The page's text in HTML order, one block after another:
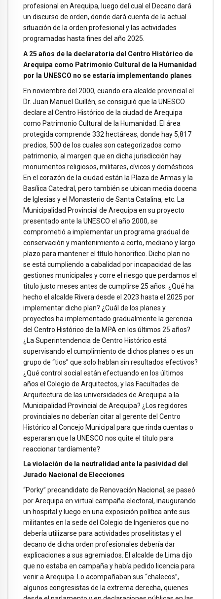
profesional en Arequipa, luego del cual el Decano dará
un discurso de orden, donde dará cuenta de la actual
situación de la orden profesional y las actividades
programadas hasta fines del año 2025.
A 25 años de la declaratoria del Centro Histórico de
Arequipa como Patrimonio Cultural de la Humanidad
por la UNESCO no se estaría implementando planes
En noviembre del 2000, cuando era alcalde provincial el
Dr. Juan Manuel Guillén, se consiguió que la UNESCO
declare al Centro Histórico de la ciudad de Arequipa
como Patrimonio Cultural de la Humanidad. El área
protegida comprende 332 hectáreas, donde hay 5,817
predios, 500 de los cuales son categorizados como
patrimonio, al margen que en dicha jurisdicción hay
monumentos religiosos, militares, cívicos y domésticos.
En el corazón de la ciudad están la Plaza de Armas y la
Basílica Catedral, pero también se ubican media docena
de Iglesias y el Monasterio de Santa Catalina, etc. La
Municipalidad Provincial de Arequipa en su proyecto
presentado ante la UNESCO el año 2000, se
comprometió a implementar un programa gradual de
conservación y mantenimiento a corto, mediano y largo
plazo para mantener el título honorifico. Dicho plan no
se está cumpliendo a cabalidad por incapacidad de las
gestiones municipales y corre el riesgo que perdamos el
titulo justo meses antes de cumplirse 25 años. ¿Qué ha
hecho el alcalde Rivera desde el 2023 hasta el 2025 por
implementar dicho plan? ¿Cuál de los planes y
proyectos ha implementado gradualmente la gerencia
del Centro Histórico de la MPA en los últimos 25 años?
¿La Superintendencia de Centro Histórico está
supervisando el cumplimiento de dichos planes o es un
grupo de “tios” que solo hablan sin resultados efectivos?
¿Qué control social están efectuando en los últimos
años el Colegio de Arquitectos, y las Facultades de
Arquitectura de las universidades de Arequipa a la
Municipalidad Provincial de Arequipa? ¿Los regidores
provinciales no deberían citar al gerente del Centro
Histórico al Concejo Municipal para que rinda cuentas o
esperaran que la UNESCO nos quite el título para
reaccionar tardíamente?
La violación de la neutralidad ante la pasividad del
Jurado Nacional de Elecciones
“Porky” precandidato de Renovación Nacional, se paseó
por Arequipa en virtual campaña electoral, inaugurando
un hospital y luego en una exposición política ante sus
militantes en la sede del Colegio de Ingenieros que no
debería utilizarse para actividades proselitistas y el
decano de dicha orden profesionales debería dar
explicaciones a sus agremiados. El alcalde de Lima dijo
que no estaba en campaña y había pedido licencia para
venir a Arequipa. Lo acompañaban sus “chalecos”,
algunos congresistas de la extrema derecha, quienes